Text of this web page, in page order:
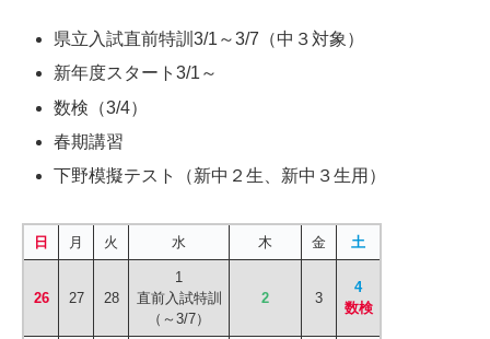
県立入試直前特訓3/1～3/7（中３対象）
新年度スタート3/1～
数検（3/4）
春期講習
下野模擬テスト（新中２生、新中３生用）
日 月 火 水 木 金 土
26 27 28
1
直前入試特訓
（～3/7）
2 3
4
数検